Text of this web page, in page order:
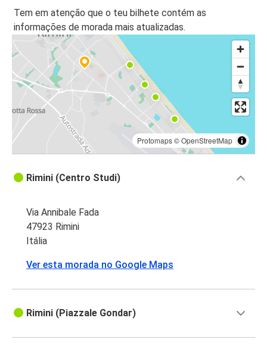
Tem em atenção que o teu bilhete contém as
informações de morada mais atualizadas.
Protomaps©OpenStreetMap
Rimini (Centro Studi)
Via Annibale Fada
47923 Rimini
Itália
Ver esta morada no Google Maps
Rimini (Piazzale Gondar)